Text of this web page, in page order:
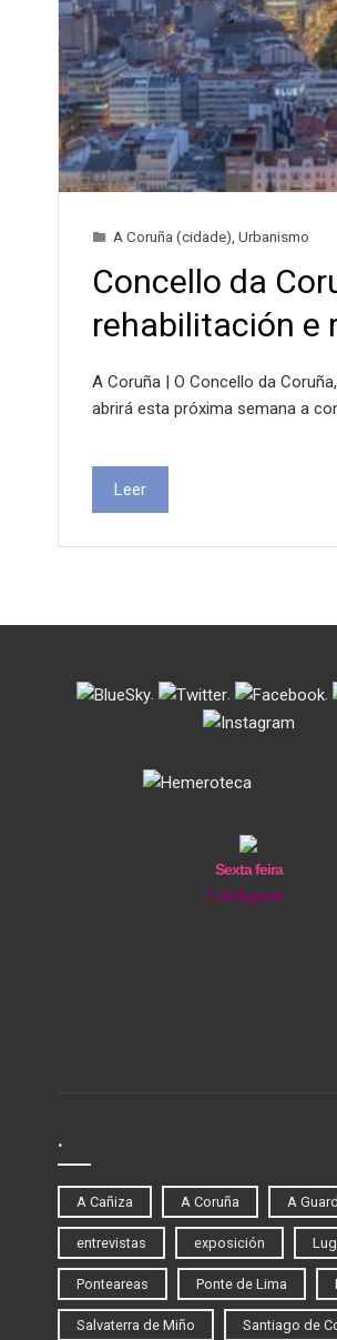
A Coruña (cidade) Urbanismo
Concello da
rehabilitación e
A Coruña | O Concello da
abrirá esta próxima semana a
Leer
. . .
Sexta feira
7 de Agosto
.
A Cañiza A Coruña A
entrevistas exposición
Ponteareas Ponte de Lima
Salvaterra de Miño Santiago de